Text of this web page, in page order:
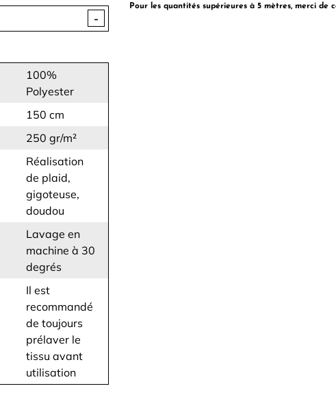
-
100%
Polyester
150 cm
250 gr/m²
Réalisation
de plaid,
gigoteuse,
doudou
Lavage en
machine à 30
degrés
Il est
recommandé
de toujours
prélaver le
tissu avant
utilisation
Pour les quantités supérieures à 5 mètres, merci de